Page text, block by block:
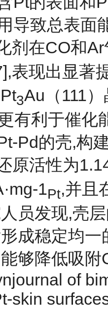
导致总表面
剂在CO和
],表现出显著
3Au（111
有利于催化
Pd的壳,构
原活性为
1Pt,并且
员发现,壳
成稳定均
够降低吸
of
skin